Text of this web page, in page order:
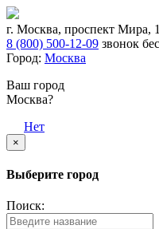
г. Москва, проспект Мира,
8 (800) 500-12-09 звонок
Город: Москва
Ваш город
Москва?
Нет
×
Выберите город
Поиск: